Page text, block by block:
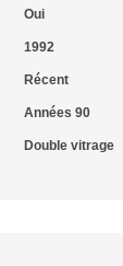
Oui
1992
Récent
Années 90
Double vitrage